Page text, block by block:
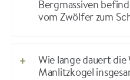
Bergmassiven
vom Zwölfer zum
Wie lange dauert die
Manlitzkogel